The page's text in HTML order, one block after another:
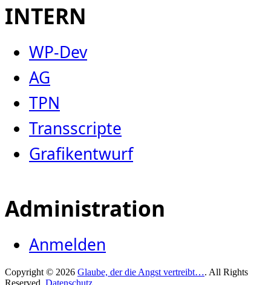
INTERN
WP-Dev
AG
TPN
Transscripte
Grafikentwurf
Administration
Anmelden
Copyright © 2026 Glaube, der die Angst vertreibt…. All Rights
Reserved. Datenschutz